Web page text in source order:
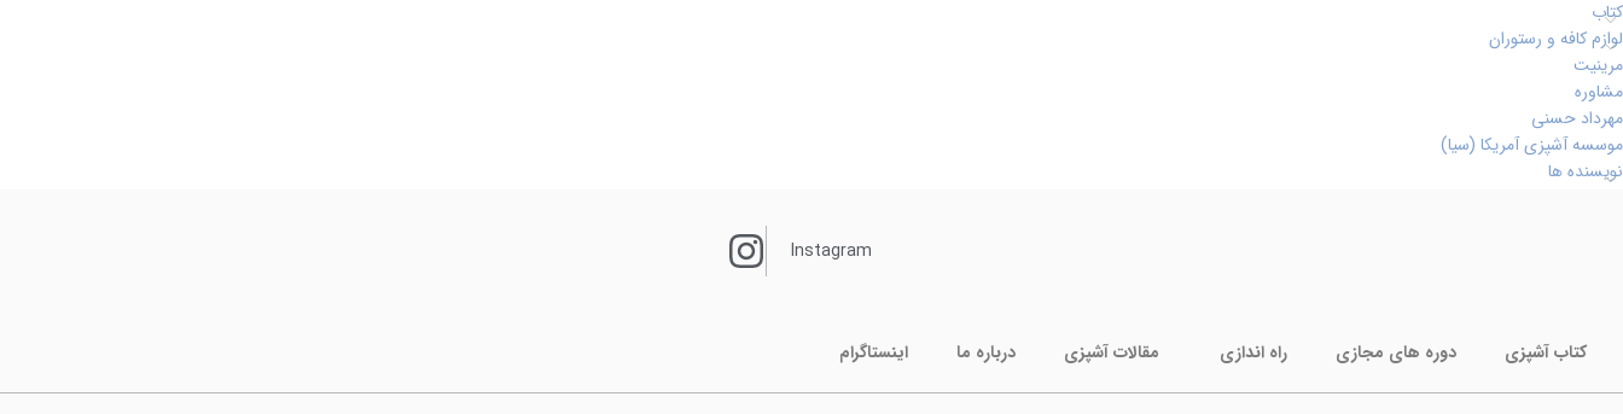
کتاب
لوازم کافه و رستوران
مرینیت
مشاوره
مهرداد حسنی
موسسه آشپزی آمریکا (سیا)
نویسنده ها
Instagram
کتاب آشپزی دوره های مجازی راه اندازی مقالات آشپزی درباره ما اینستاگرام